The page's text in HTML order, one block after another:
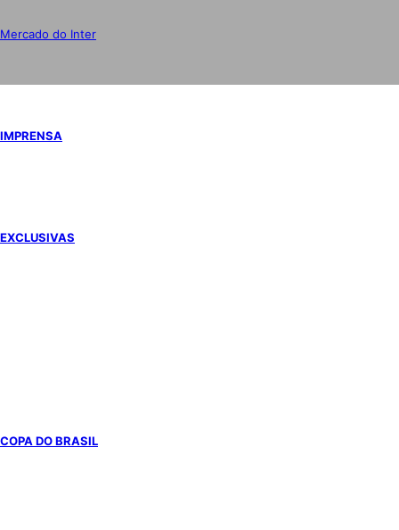
Mercado do Inter
IMPRENSA
EXCLUSIVAS
COPA DO BRASIL